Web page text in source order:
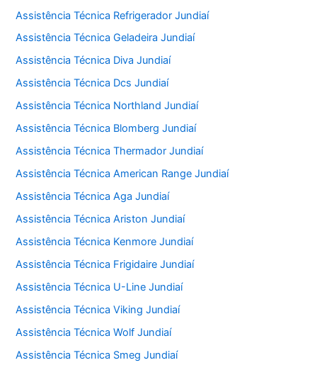
Assistência Técnica Refrigerador Jundiaí
Assistência Técnica Geladeira Jundiaí
Assistência Técnica Diva Jundiaí
Assistência Técnica Dcs Jundiaí
Assistência Técnica Northland Jundiaí
Assistência Técnica Blomberg Jundiaí
Assistência Técnica Thermador Jundiaí
Assistência Técnica American Range Jundiaí
Assistência Técnica Aga Jundiaí
Assistência Técnica Ariston Jundiaí
Assistência Técnica Kenmore Jundiaí
Assistência Técnica Frigidaire Jundiaí
Assistência Técnica U-Line Jundiaí
Assistência Técnica Viking Jundiaí
Assistência Técnica Wolf Jundiaí
Assistência Técnica Smeg Jundiaí